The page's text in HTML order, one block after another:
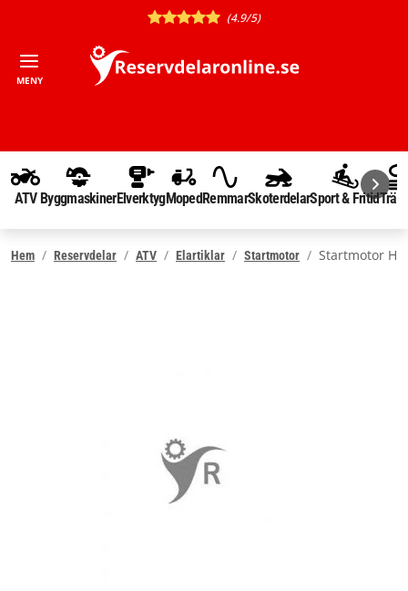
(4.9/5)
MENY
ATV ByggmaskinerElverktygMopedRemmarSkoterdelarSport & Fritid
Hem Reservdelar ATV Elartiklar Startmotor Startmotor